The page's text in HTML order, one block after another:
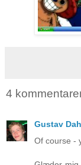
4
Gustav
Of course -